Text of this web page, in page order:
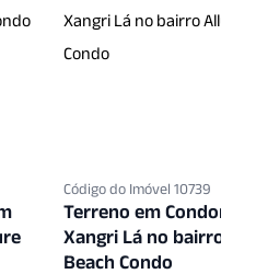
Código do Imóvel 10739
Terreno em
Xangri Lá no bairro
Beach Condo